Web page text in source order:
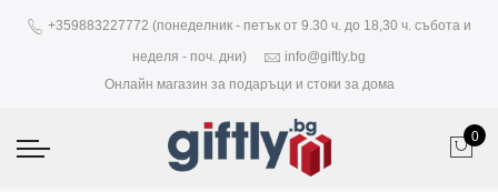
+359883227772 (понеделник - петък от 9.30 ч. до 18,30 ч. събота и
неделя - поч. дни)
info@giftly.bg
Онлайн магазин за подаръци и стоки за дома
0